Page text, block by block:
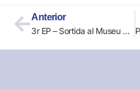
Anterior
3r EP – Sortida al Museu Picasso de Barcelona